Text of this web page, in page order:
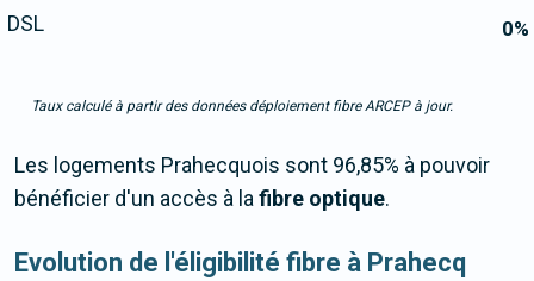
0%
DSL
Taux calculé à partir des données déploiement fibre ARCEP à jour.
Les logements Prahecquois sont 96,85% à pouvoir
bénéficier d'un accès à lafibre optique.
Evolution de l'éligibilité fibre à Prahecq